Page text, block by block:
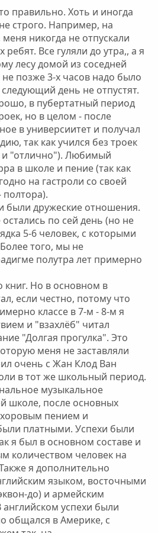
правильно. Хоть и иногда
строго. Например, на
никогда не отпускали
ребят. Все гуляли до утра,, а я
лесу домой из соседней
позже 3-х часов надо было
день не отпустят.
в пубертатный период
но в целом - после
в универсиитет и получал
так как учился без троек
"отлично"). Любимый
в школе и пение (так как
на гастроли со своей
были дружеские отношения.
по сей день (но не
5-6 человек, с которыми
того, мы не
полутра лет примерно
Но в основном в
если честно, потому что
классе в 7-м - 8-м я
и "взахлёб" читал
"Долгая прогулка". Это
меня не заставляли
очень с Жан Клод Ван
в тот же школьный период.
музыкальное
школе, после основных
пением и
платными. Успехи были
я был в основном составе и
количеством человек на
я дополнительно
языком, восточными
до) и армейским
успехи были
общался в Америке, с